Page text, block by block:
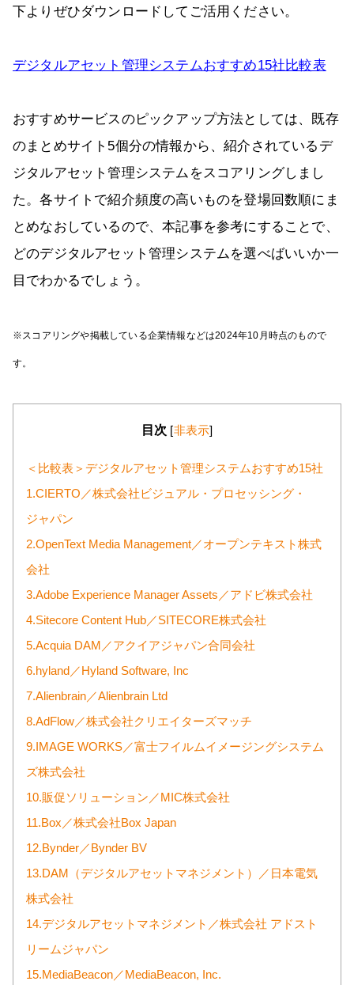
下よりぜひダウンロードしてご活用ください。
デジタルアセット管理システムおすすめ15社比較表
おすすめサービスのピックアップ方法としては、既存
のまとめサイト5個分の情報から、紹介されているデ
ジタルアセット管理システムをスコアリングしまし
た。各サイトで紹介頻度の高いものを登場回数順にま
とめなおしているので、本記事を参考にすることで、
どのデジタルアセット管理システムを選べばいいか一
目でわかるでしょう。
※スコアリングや掲載している企業情報などは2024年10月時点のもので
す。
目次 [非表示]
＜比較表＞デジタルアセット管理システムおすすめ15社
1.CIERTO／株式会社ビジュアル・プロセッシング・
ジャパン
2.OpenText Media Management／オープンテキスト株式
会社
3.Adobe Experience Manager Assets／アドビ株式会社
4.Sitecore Content Hub／SITECORE株式会社
5.Acquia DAM／アクイアジャパン合同会社
6.hyland／Hyland Software, Inc
7.Alienbrain／Alienbrain Ltd
8.AdFlow／株式会社クリエイターズマッチ
9.IMAGE WORKS／富士フイルムイメージングシステム
ズ株式会社
10.販促ソリューション／MIC株式会社
11.Box／株式会社Box Japan
12.Bynder／Bynder BV
13.DAM（デジタルアセットマネジメント）／日本電気
株式会社
14.デジタルアセットマネジメント／株式会社 アドスト
リームジャパン
15.MediaBeacon／MediaBeacon, Inc.